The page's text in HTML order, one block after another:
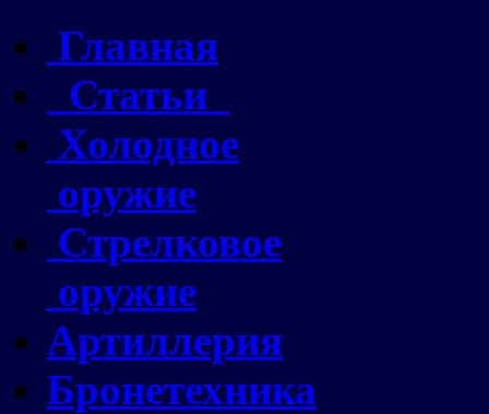
Главная
Статьи
Холодное
оружие
Стрелковое
оружие
Артиллерия
Бронетехника